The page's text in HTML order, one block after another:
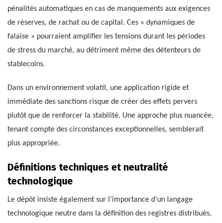
pénalités automatiques en cas de manquements aux exigences
de réserves, de rachat ou de capital. Ces « dynamiques de
falaise » pourraient amplifier les tensions durant les périodes
de stress du marché, au détriment même des détenteurs de
stablecoins.
Dans un environnement volatil, une application rigide et
immédiate des sanctions risque de créer des effets pervers
plutôt que de renforcer la stabilité. Une approche plus nuancée,
tenant compte des circonstances exceptionnelles, semblerait
plus appropriée.
Définitions techniques et neutralité
technologique
Le dépôt insiste également sur l’importance d’un langage
technologique neutre dans la définition des registres distribués,